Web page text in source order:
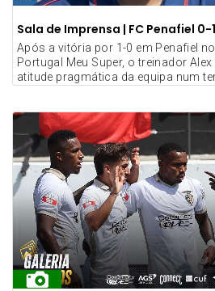
Sala de Imprensa | FC Penafiel
Após a vitória por 1-0 em Penafiel
Portugal Meu Super, o treinador
atitude pragmática da equipa num